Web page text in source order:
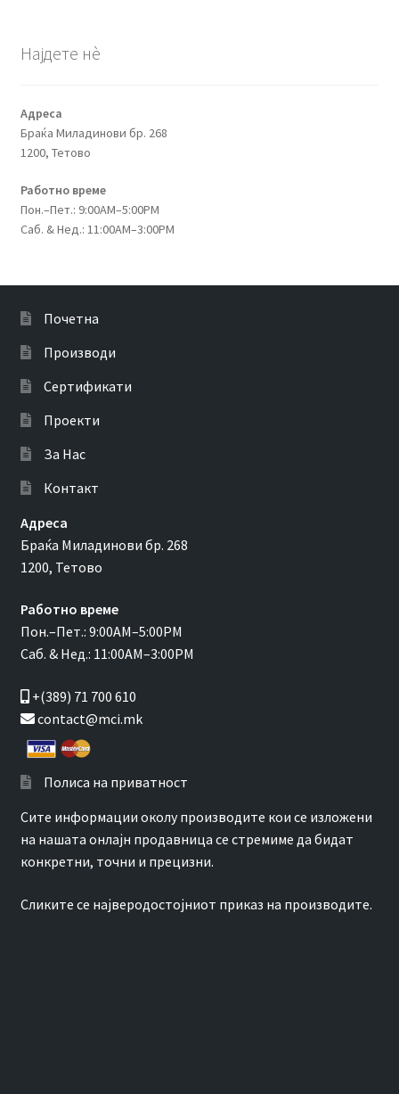
Најдете нѐ
Адреса
Браќа Миладинови бр. 268
1200, Тетово
Работно време
Пон.–Пет.: 9:00AM–5:00PM
Саб. & Нед.: 11:00AM–3:00PM
Почетна
Производи
Сертификати
Проекти
За Нас
Контакт
Адреса
Браќа Миладинови бр. 268
1200, Тетово
Работно време
Пон.–Пет.: 9:00AM–5:00PM
Саб. & Нед.: 11:00AM–3:00PM
+(389) 71 700 610
contact@mci.mk
Полиса на приватност
Сите информации околу производите кои се изложени
на нашата онлајн продавница се стремиме да бидат
конкретни, точни и прецизни.
Сликите се најверодостојниот приказ на производите.